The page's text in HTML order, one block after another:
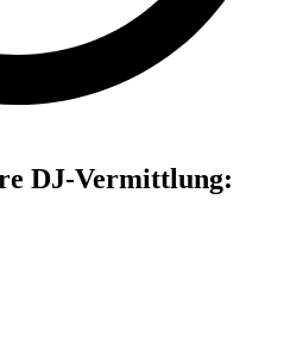
DJ-Vermittlung: